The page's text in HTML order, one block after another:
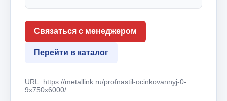
Связаться с менеджером
Перейти в каталог
URL: https://metallink.ru/profnastil-ocinkovannyj-0-
9x750x6000/